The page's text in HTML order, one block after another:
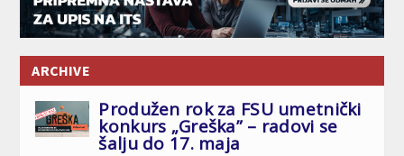
ARCHIVE
Produžen rok za FSU umetnički
konkurs „Greška” – radovi se
šalju do 17. maja